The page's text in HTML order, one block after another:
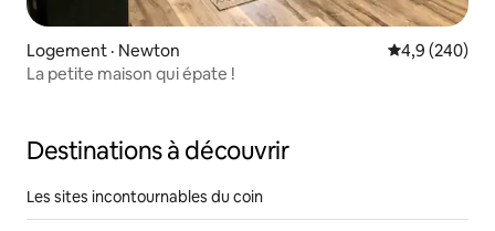
Logement · Newton Note
4,9 (240)
La petite maison qui épate !
Destinations à découvrir
Les sites incontournables du coin